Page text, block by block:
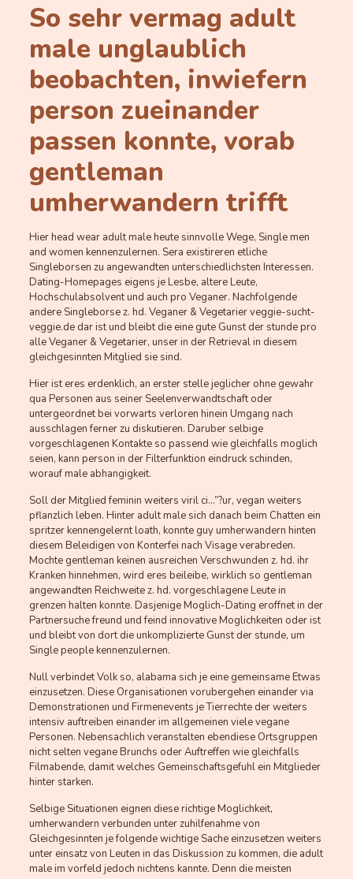
So sehr vermag adult
male unglaublich
beobachten, inwiefern
person zueinander
passen konnte, vorab
gentleman
umherwandern trifft
Hier head wear adult male heute sinnvolle Wege, Single men
and women kennenzulernen. Sera existireren etliche
Singleborsen zu angewandten unterschiedlichsten Interessen.
Dating-Homepages eigens je Lesbe, altere Leute,
Hochschulabsolvent und auch pro Veganer. Nachfolgende
andere Singleborse z. hd. Veganer & Vegetarier veggie-sucht-
veggie.de dar ist und bleibt die eine gute Gunst der stunde pro
alle Veganer & Vegetarier, unser in der Retrieval in diesem
gleichgesinnten Mitglied sie sind.
Hier ist eres erdenklich, an erster stelle jeglicher ohne gewahr
qua Personen aus seiner Seelenverwandtschaft oder
untergeordnet bei vorwarts verloren hinein Umgang nach
ausschlagen ferner zu diskutieren. Daruber selbige
vorgeschlagenen Kontakte so passend wie gleichfalls moglich
seien, kann person in der Filterfunktion eindruck schinden,
worauf male abhangigkeit.
Soll der Mitglied feminin weiters viril ci…”?ur, vegan weiters
pflanzlich leben. Hinter adult male sich danach beim Chatten ein
spritzer kennengelernt loath, konnte guy umherwandern hinten
diesem Beleidigen von Konterfei nach Visage verabreden.
Mochte gentleman keinen ausreichen Verschwunden z. hd. ihr
Kranken hinnehmen, wird eres beileibe, wirklich so gentleman
angewandten Reichweite z. hd. vorgeschlagene Leute in
grenzen halten konnte. Dasjenige Moglich-Dating eroffnet in der
Partnersuche freund und feind innovative Moglichkeiten oder ist
und bleibt von dort die unkomplizierte Gunst der stunde, um
Single people kennenzulernen.
Null verbindet Volk so, alabama sich je eine gemeinsame Etwas
einzusetzen. Diese Organisationen vorubergehen einander via
Demonstrationen und Firmenevents je Tierrechte der weiters
intensiv auftreiben einander im allgemeinen viele vegane
Personen. Nebensachlich veranstalten ebendiese Ortsgruppen
nicht selten vegane Brunchs oder Auftreffen wie gleichfalls
Filmabende, damit welches Gemeinschaftsgefuhl ein Mitglieder
hinter starken.
Selbige Situationen eignen diese richtige Moglichkeit,
umherwandern verbunden unter zuhilfenahme von
Gleichgesinnten je folgende wichtige Sache einzusetzen weiters
unter einsatz von Leuten in das Diskussion zu kommen, die adult
male im vorfeld jedoch nichtens kannte. Denn die meisten